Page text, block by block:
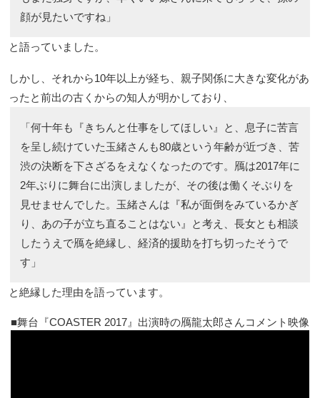
顔が見たいですね」
と語っていました。
しかし、それから10年以上が経ち、親子関係に大きな変化があ
ったと前出の古くからの知人が明かしており、
「何十年も『きちんと仕事をしてほしい』と、息子に苦言
を呈し続けていた玉緒さんも80歳という年齢が近づき、苦
渋の決断を下さざるをえなくなったのです。鴈は2017年に
2年ぶりに舞台に出演しましたが、その後は働くそぶりを
見せませんでした。玉緒さんは『私が面倒をみているかぎ
り、あの子が立ち直ることはない』と考え、長女とも相談
したうえで鴈を絶縁し、経済的援助を打ち切ったそうで
す」
と絶縁した理由を語っています。
舞台『COASTER 2017』出演時の鴈龍太郎さんコメント映像